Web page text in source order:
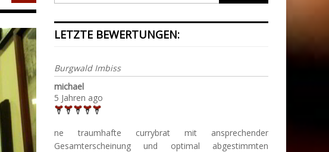
LETZTE BEWERTUNGEN:
Burgwald Imbiss
michael
5 Jahren ago
ne traumhafte currybrat mit ansprechender
Gesamterscheinung und optimal abgestimmten